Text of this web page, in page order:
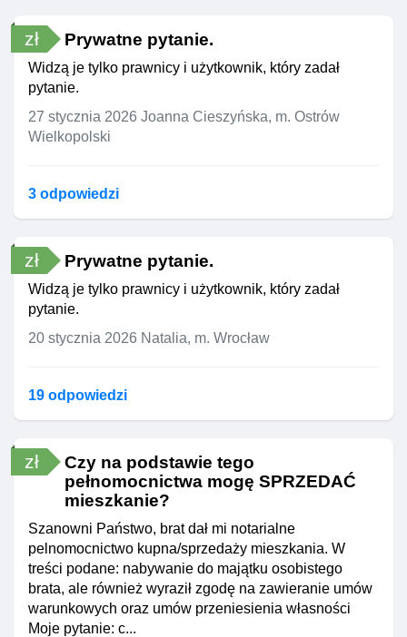
zł Prywatne pytanie.
Widzą je tylko prawnicy i użytkownik, który zadał
pytanie.
27 stycznia 2026 Joanna Cieszyńska, m. Ostrów
Wielkopolski
3 odpowiedzi
zł Prywatne pytanie.
Widzą je tylko prawnicy i użytkownik, który zadał
pytanie.
20 stycznia 2026 Natalia, m. Wrocław
19 odpowiedzi
zł
Czy na podstawie tego
pełnomocnictwa mogę SPRZEDAĆ
mieszkanie?
Szanowni Państwo, brat dał mi notarialne
pelnomocnictwo kupna/sprzedaży mieszkania. W
treści podane: nabywanie do majątku osobistego
brata, ale również wyraził zgodę na zawieranie umów
warunkowych oraz umów przeniesienia własności
Moje pytanie: c...